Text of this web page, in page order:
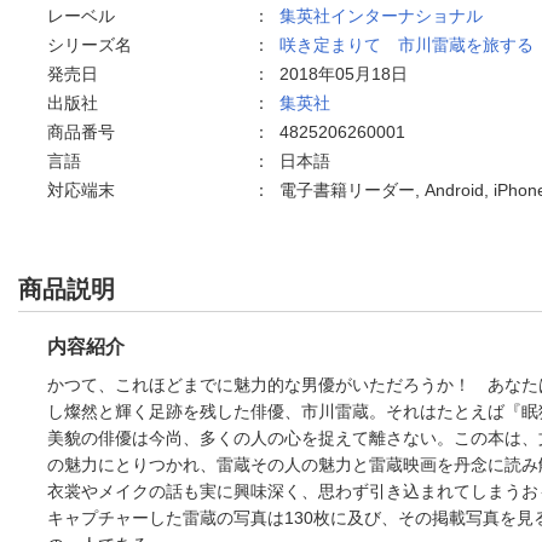
レーベル ： 集英社インターナショナル
シリーズ名
： 咲き定まりて 市川雷蔵を旅する
発売日
： 2018年05月18日
出版社
： 集英社
商品番号
： 4825206260001
言語
：
日本語
対応端末
： 電子書籍リーダー, Android,
商品説明
内容紹介
かつて、これほどまでに魅力的な男優がいただろうか！ あな
し燦然と輝く足跡を残した俳優、市川雷蔵。それはたとえば
美貌の俳優は今尚、多くの人の心を捉えて離さない。この本は
の魅力にとりつかれ、雷蔵その人の魅力と雷蔵映画を丹念に読
衣裳やメイクの話も実に興味深く、思わず引き込まれてしまう
キャプチャーした雷蔵の写真は130枚に及び、その掲載写真を